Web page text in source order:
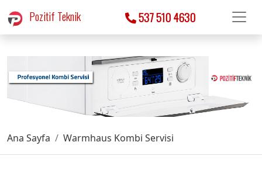
Pozitif Teknik 537 510 4630
Ana Sayfa Warmhaus Kombi Servisi